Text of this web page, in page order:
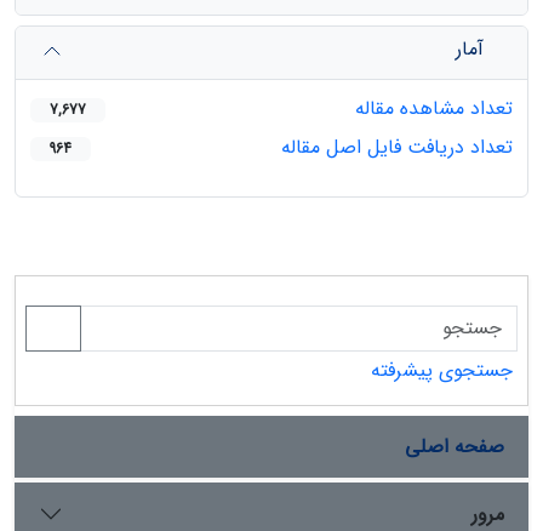
آمار
تعداد مشاهده مقاله
7,677
تعداد دریافت فایل اصل مقاله 964
جستجوی پیشرفته
صفحه اصلی
مرور